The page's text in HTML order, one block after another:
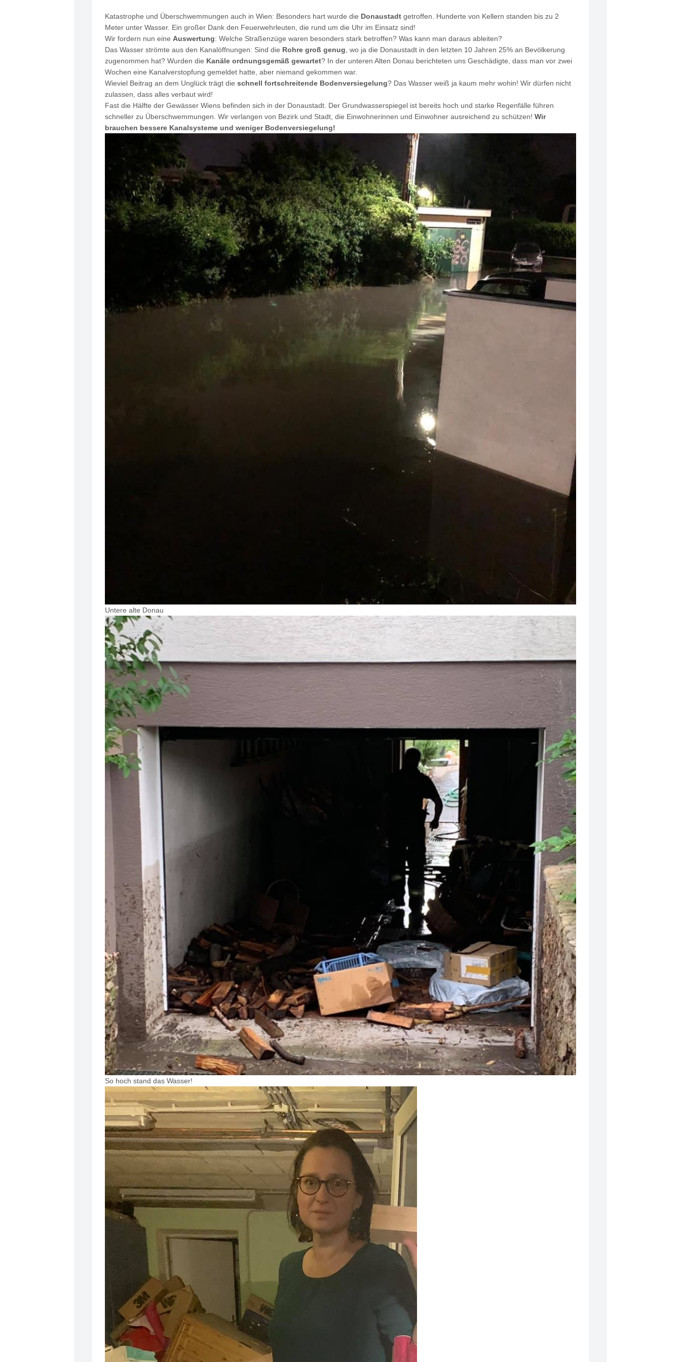
Katastrophe und Überschwemmungen auch in Wien: Besonders hart wurde die Donaustadt getroffen. Hunderte von Kellern standen bis zu 2
Meter unter Wasser. Ein großer Dank den Feuerwehrleuten, die rund um die Uhr im Einsatz sind!
Wir fordern nun eine Auswertung: Welche Straßenzüge waren besonders stark betroffen? Was kann man daraus ableiten?
Das Wasser strömte aus den Kanalöffnungen: Sind die Rohre groß genug , wo ja die Donaustadt in den letzten 10 Jahren 25% an Bevölkerung
zugenommen hat? Wurden die Kanäle ordnungsgemäß gewartet? In der unteren Alten Donau berichteten uns Geschädigte, dass man vor zwei
Wochen eine Kanalverstopfung gemeldet hatte, aber niemand gekommen war.
Wieviel Beitrag an dem Unglück trägt die schnell fortschreitende Bodenversiegelung? Das Wasser weiß ja kaum mehr wohin! Wir dürfen nicht
zulassen, dass alles verbaut wird!
Fast die Hälfte der Gewässer Wiens befinden sich in der Donaustadt. Der Grundwasserspiegel ist bereits hoch und starke Regenfälle führen
schneller zu Überschwemmungen. Wir verlangen von Bezirk und Stadt, die Einwohnerinnen und Einwohner ausreichend zu schützen! Wir
brauchen bessere Kanalsysteme und weniger Bodenversiegelung!
Untere alte Donau
So hoch stand das Wasser!